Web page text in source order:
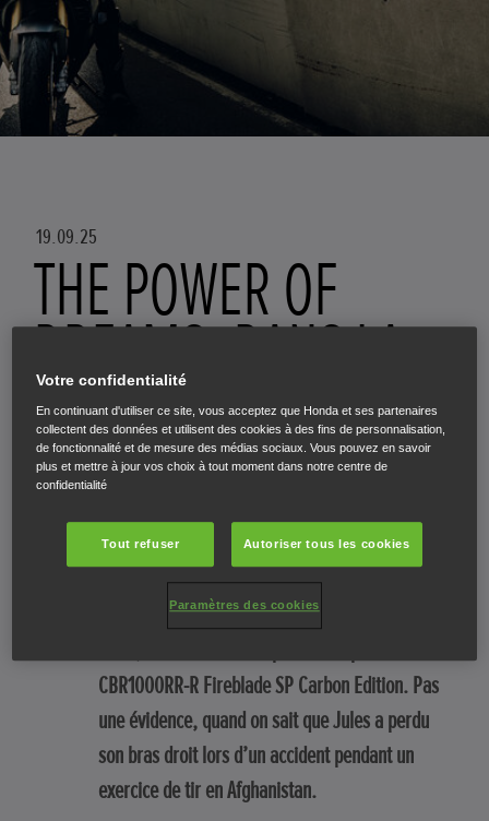
19.09.25
THE POWER OF
DREAMS, DANS LA
VRAIE VIE : JULES ET
SA FIREBLADE
Parfois, on tombe sur une histoire qui vous
touche instantanément. C’est exactement ce qui
nous est arrivé en découvrant dans un magazine
CBR1000RR-R Fireblade SP Carbon Edition. Pas
une évidence, quand on sait que Jules a perdu
son bras droit lors d’un accident pendant un
exercice de tir en Afghanistan.
Votre confidentialité
En continuant d'utiliser ce site, vous acceptez que Honda et ses partenaires
collectent des données et utilisent des cookies à des fins de personnalisation,
de fonctionnalité et de mesure des médias sociaux. Vous pouvez en savoir
plus et mettre à jour vos choix à tout moment dans notre centre de
confidentialité
Tout refuser Autoriser tous les cookies
Paramètres des cookies